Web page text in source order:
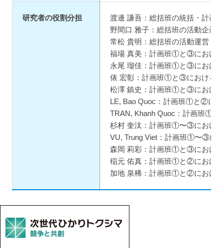
研究者の役割分担
渡邊 謙吾：総括班の統括・計画
野間口 雅子：総括班の活動企画
常松 貴明：総括班の活動運営・
福場 真美：計画班①と③におけ
永尾 瑠佳：計画班①と③におけ
俵 宏彰：計画班①と③における
松澤 鎮史：計画班①と③におけ
LE, Bao Quoc：計画班①と②に
TRAN, Khanh Quoc：計画班①
杉村 奎汰：計画班①〜③におけ
VU, Trung Viet：計画班①〜③に
森岡 莉彩：計画班①と③におけ
稲元 佑真：計画班①と②におけ
加地 泉稀：計画班①と②におけ